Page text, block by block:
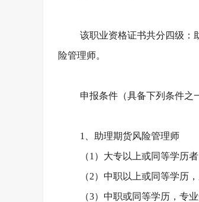
该职业资格证书共分四级：
险管理师。
申报条件（具备下列条件之
1、助理期货风险管理师
（1）大专以上或同等学历者
（2）中职以上或同等学历
（3）中职或同等学历，专